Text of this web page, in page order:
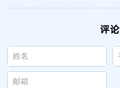
评论